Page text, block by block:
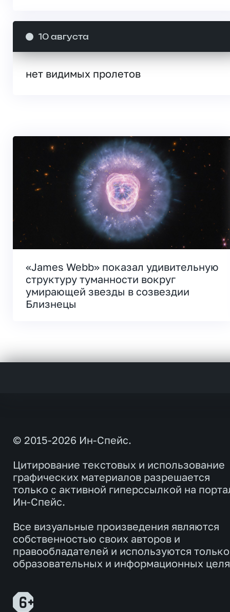
10 августа
нет видимых пролетов
«James Webb» показал удивительную
структуру туманности вокруг
умирающей звезды в созвездии
Близнецы
© 2015-2026 Ин-Спейс.
Цитирование текстовых и использование
графических материалов разрешается
только с активной гиперссылкой на
Ин-Спейс.
Все визуальные произведения являются
собственностью своих авторов и
правообладателей и используются
образовательных и информационных